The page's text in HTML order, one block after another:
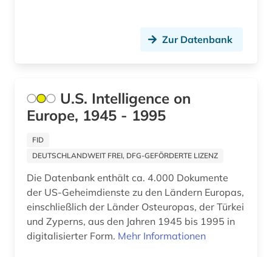
entscheidungssammlung (1)
epigraphik (8)
erinnerung (1)
erster weltkrieg (4)
Zur Datenbank
U.S. Intelligence on
Europe, 1945 - 1995
FID
DEUTSCHLANDWEIT FREI, DFG-GEFÖRDERTE LIZENZ
Die Datenbank enthält ca. 4.000 Dokumente
der US-Geheimdienste zu den Ländern Europas,
einschließlich der Länder Osteuropas, der Türkei
und Zyperns, aus den Jahren 1945 bis 1995 in
digitalisierter Form. Mehr Informationen